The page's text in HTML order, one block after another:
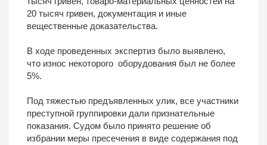
20 тысяч гривен, документация и иные
вещественные доказательства.
В ходе проведенных экспертиз было выявлено,
что износ некоторого оборудования был не более
5%.
Под тяжестью предъявленных улик, все участники
преступной группировки дали признательные
показания. Судом было принято решение об
избрании меры пресечения в виде содержания под